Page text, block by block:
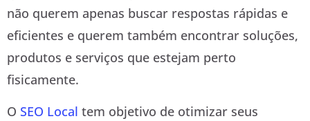
não querem apenas buscar respostas rápidas e
eficientes e querem também encontrar soluções,
produtos e serviços que estejam perto
fisicamente.
O SEO Local tem objetivo de otimizar seus